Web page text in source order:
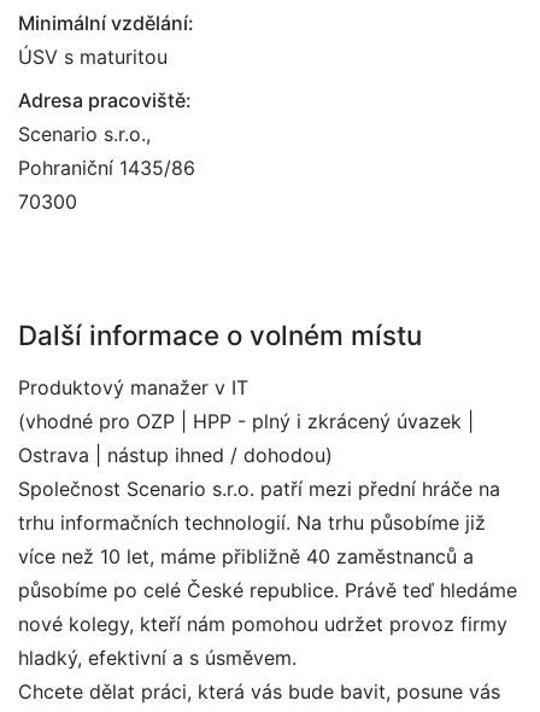
Minimální vzdělání:
ÚSV s maturitou
Adresa pracoviště:
Scenario s.r.o.,
Pohraniční 1435/86
70300
Další informace o volném místu
Produktový manažer v IT
(vhodné pro OZP | HPP - plný i zkrácený úvazek |
Ostrava | nástup ihned / dohodou)
Společnost Scenario s.r.o. patří mezi přední hráče na
trhu informačních technologií. Na trhu působíme již
více než 10 let, máme přibližně 40 zaměstnanců a
působíme po celé České republice. Právě teď hledáme
nové kolegy, kteří nám pomohou udržet provoz firmy
hladký, efektivní a s úsměvem.
Chcete dělat práci, která vás bude bavit, posune vás